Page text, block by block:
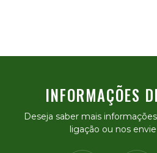
INFORMAÇÕES
Deseja saber mais
ligação ou nos